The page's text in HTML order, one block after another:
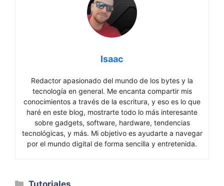
Isaac
Redactor apasionado del mundo de los bytes y la
tecnología en general. Me encanta compartir mis
conocimientos a través de la escritura, y eso es lo que
haré en este blog, mostrarte todo lo más interesante
sobre gadgets, software, hardware, tendencias
tecnológicas, y más. Mi objetivo es ayudarte a navegar
por el mundo digital de forma sencilla y entretenida.
Categorías